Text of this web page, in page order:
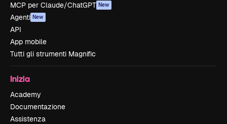
MCP per Claude/ChatGPT New
Agenti New
API
App mobile
Tutti gli strumenti Magnific
Inizia
Academy
Documentazione
Assistenza